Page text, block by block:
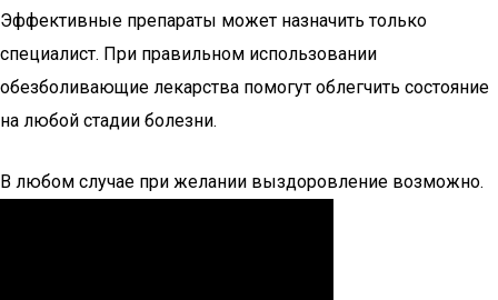
Эффективные препараты может назначить только
специалист. При правильном использовании
обезболивающие лекарства помогут облегчить состояние
на любой стадии болезни.
В любом случае при желании выздоровление возможно.